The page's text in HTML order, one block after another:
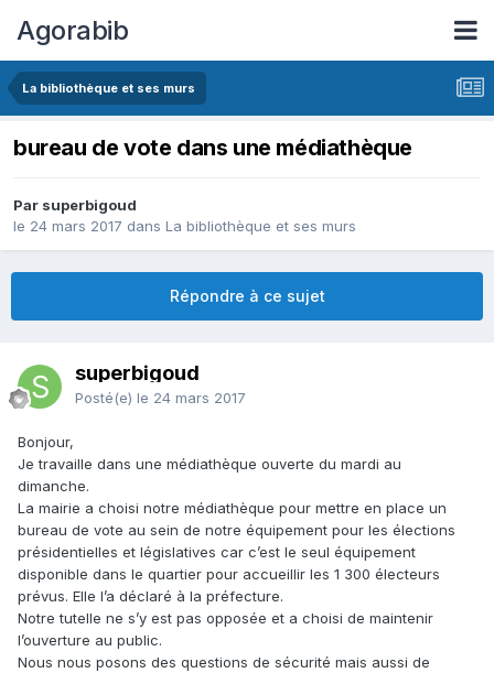
Agorabib
La bibliothèque et ses murs
bureau de vote dans une médiathèque
Par superbigoud
le 24 mars 2017 dans La bibliothèque et ses murs
Répondre à ce sujet
superbigoud
Posté(e) le 24 mars 2017
Bonjour,
Je travaille dans une médiathèque ouverte du mardi au
dimanche.
La mairie a choisi notre médiathèque pour mettre en place un
bureau de vote au sein de notre équipement pour les élections
présidentielles et législatives car c’est le seul équipement
disponible dans le quartier pour accueillir les 1 300 électeurs
prévus. Elle l’a déclaré à la préfecture.
Notre tutelle ne s’y est pas opposée et a choisi de maintenir
l’ouverture au public.
Nous nous posons des questions de sécurité mais aussi de